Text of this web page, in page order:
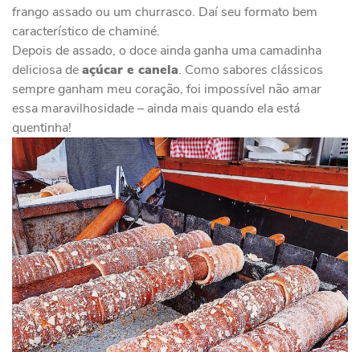
frango assado ou um churrasco. Daí seu formato bem
característico de chaminé.
Depois de assado, o doce ainda ganha uma camadinha
deliciosa deaçúcar e canela. Como sabores clássicos
sempre ganham meu coração, foi impossível não amar
essa maravilhosidade – ainda mais quando ela está
quentinha!